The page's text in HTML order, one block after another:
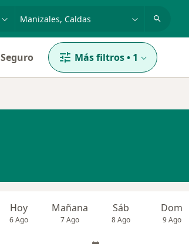
Seguro Más filtros• 1
Hoy
6 Ago
Mañana
7 Ago
Sáb
8 Ago
Dom
9 Ago